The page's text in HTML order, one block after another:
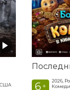
США 6 +
2026,